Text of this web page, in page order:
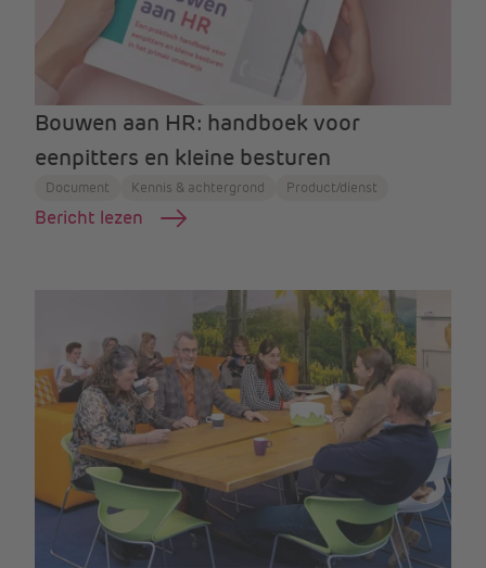
Bouwen aan HR: handboek voor
eenpitters en kleine besturen
Document Kennis & achtergrond Product/dienst
Bericht lezen